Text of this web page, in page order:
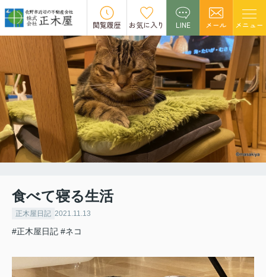
閲覧履歴 お気に入り LINE メール メニュー
食べて寝る生活
正木屋日記 2021.11.13
#正木屋日記 #ネコ